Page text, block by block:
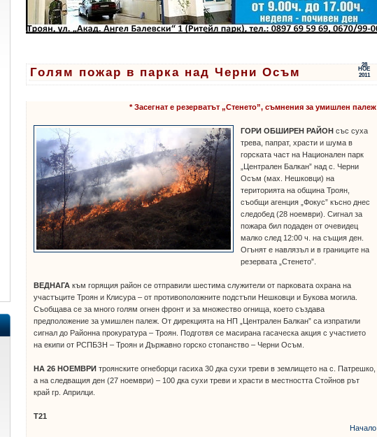
28
НОЕ
2011
Голям пожар в парка над Черни Осъм
* Засегнат е резерватът „Стенето”, съмнения за умишлен палеж
ГОРИ ОБШИРЕН РАЙОН със суха
трева, папрат, храсти и шума в
горската част на Национален парк
„Централен Балкан” над с. Черни
Осъм (мах. Нешковци) на
територията на община Троян,
съобщи агенция „Фокус” късно днес
следобед (28 ноември). Сигнал за
пожара бил подаден от очевидец
малко след 12:00 ч. на същия ден.
Огънят е навлязъл и в границите на
резервата „Стенето”.
ВЕДНАГАкъм горящия район се отправили шестима служители от парковата охрана на
участъците Троян и Клисура – от противоположните подстъпи Нешковци и Букова могила.
Съобщава се за много голям огнен фронт и за множество огнища, което създава
предположение за умишлен палеж. От дирекцията на НП „Централен Балкан” са изпратили
сигнал до Районна прокуратура – Троян. Подготвя се масирана гасаческа акция с участието
на екипи от РСПБЗН – Троян и Държавно горско стопанство – Черни Осъм.
НА 26 НОЕМВРИ троянските огнеборци гасиха 30 дка сухи треви в землището на с. Патрешко,
а на следващия ден (27 ноември) – 100 дка сухи треви и храсти в местността Стойнов рът
край гр. Априлци.
Т21
Начало